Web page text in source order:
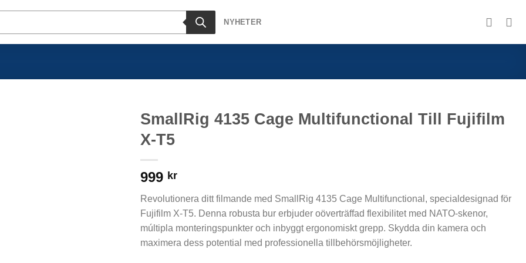
NYHETER
SmallRig 4135 Cage Multifunctional Till Fujifilm
X-T5
999 kr
Revolutionera ditt filmande med SmallRig 4135 Cage Multifunctional, specialdesignad för
Fujifilm X-T5. Denna robusta bur erbjuder oöverträffad flexibilitet med NATO-skenor,
múltipla monteringspunkter och inbyggt ergonomiskt grepp. Skydda din kamera och
maximera dess potential med professionella tillbehörsmöjligheter.